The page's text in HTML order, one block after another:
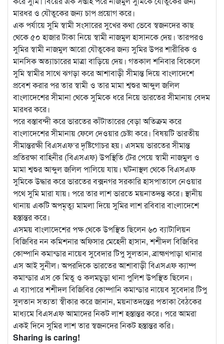
মারধর ও যৌতুকের জন্য চাপ প্রয়োগ করে।
এক পর্যায়ে সুমি স্বামী সংসারের সুখের কথা ভেবে স্বজনদের কাছ
থেকে ৫০ হাজার টাকা নিয়ে স্বামী নাজমুল হাসানকে দেয়। তারপরও
সুমির স্বামী নাজমুল আরো যৌতুকের জন্য সুমির উপর শারীরিক ও
মানসিক অত্যাচারের মাত্রা বাড়িয়ে দেয়। গতকাল শনিবার বিকেলে
সুমি স্বামীর সাথে ঝগড়া করে আশাবাড়ী সীমান্ত দিয়ে বাংলাদেশে
প্রবেশ করার পর তার স্বামী ও তার মামা শ্বশুর আব্দুল জলিল
বাংলাদেশের সীমানা থেকে সুমিকে ধরে নিয়ে ভারতের সীমানায় বেদম
মারধর করে।
পরে বস্তাবন্দী করে ভারতের কাঁটাতারের বেড়া অতিক্রম করে
বাংলাদেশের সীমানায় ফেলে দেওয়ার চেষ্টা করে। বিষয়টি ভারতীয়
সীমান্তরক্ষী বিএসএফ‘র দৃষ্টিগোচর হয়। এসময় ভারতের সীমান্ত
প্রতিরক্ষা বাহিনীর (বিএসএফ) উপস্থিতি টের পেয়ে স্বামী নাজমুল ও
মামা শ্বশুর আব্দুল জলিল পালিয়ে যায়। ঘটনাস্থল থেকে বিএসএফ
সুমিকে উদ্ধার করে ভারতের বক্সনগর সরকারি হাসপাতালে নেওয়ার
পথে সুমি মারা যায়। পরে তার লাশ ভারতে ময়নাতদন্ত করে। স্থানীয়
থানায় একটি অপমৃত্যু মামলা দিয়ে সুমির লাশ রবিবার বাংলাদেশে
হস্তান্তর করে।
এসময় বাংলাদেশের পক্ষ থেকে উপস্থিত ছিলেন ৬০ ব্যাটালিয়ন
বিজিবির নন কমিশনার অফিসার মেহেদী হাসান, শশীদল বিজিবির
কোম্পানি কমান্ডার নায়েব সুবেদার টিপু সুলতান, ব্রাহ্মণপাড়া থানার
এস আই সুনীল। অপরদিকে ভারতের আশাবাড়ী বিএসএফ ক্যাম্প
কমান্ডার এস কে মিতু ও কলমচুড়া থানা পুলিশ উপস্থিত ছিলেন।
এ ব্যাপারে শশীদল বিজিবির কোম্পানি কমান্ডার নায়েব সুবেদার টিপু
সুলতান সত্যতা স্বীকার করে জানান, ময়নাতদন্তের পতাকা বৈঠকের
মাধ্যমে বিএসএফ আমাদের নিকট লাশ হস্তান্তর করে। পরে আমরা
একই দিনে সুমির লাশ তার স্বজনদের নিকট হস্তান্তর করি।
Sharing is caring!